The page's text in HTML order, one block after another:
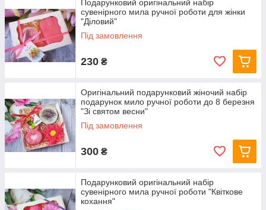
Подарунковий оригінальний набір
сувенірного мила ручної роботи для жінки
"Діловий"
Під замовлення
230 ₴
Оригінальний подарунковий жіночий набір
подарунок мило ручної роботи до 8 березня
"Зі святом весни"
Під замовлення
300 ₴
Подарунковий оригінальний набір
сувенірного мила ручної роботи "Квіткове
кохання"